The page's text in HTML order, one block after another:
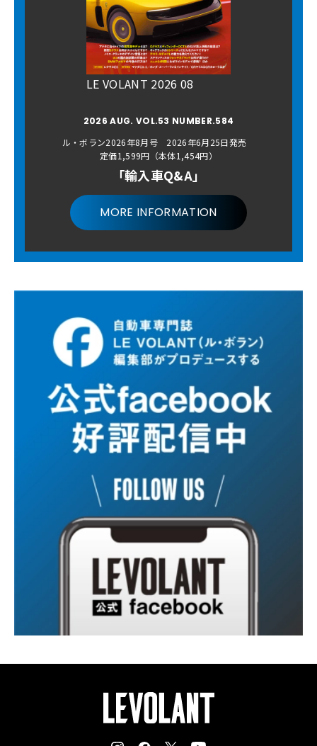
LE VOLANT 2026 08
2026 AUG. VOL.53 NUMBER.584
ル・ボラン2026年8月号 2026年6月25日発売
定価1,599円（本体1,454円）
「輸入車Q&A」
MORE INFORMATION